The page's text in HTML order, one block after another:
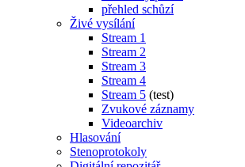
přehled schůzí
Živé vysílání
Stream 1
Stream 2
Stream 3
Stream 4
Stream 5 (test)
Zvukové záznamy
Videoarchiv
Hlasování
Stenoprotokoly